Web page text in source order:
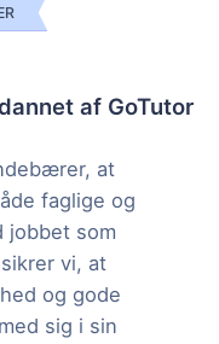
af GoTutor
at
faglige og
jobbet som
vi, at
og gode
sig i sin